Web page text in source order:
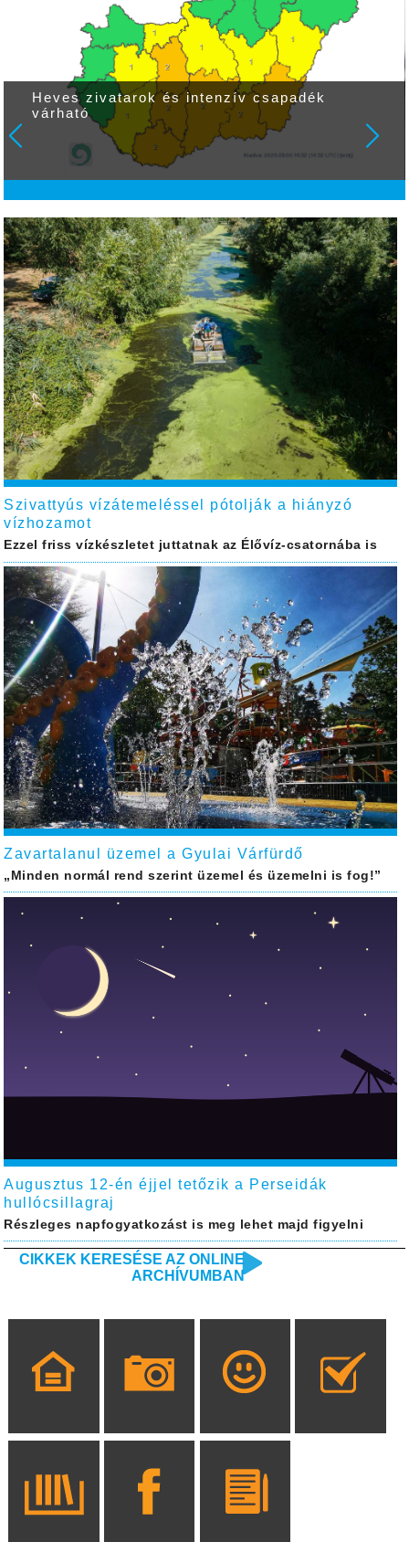
Heves zivatarok és intenzív csapadék
várható
Szivattyús vízátemeléssel pótolják a hiányzó
vízhozamot
Ezzel friss vízkészletet juttatnak az Élővíz-csatornába is
Zavartalanul üzemel a Gyulai Várfürdő
„Minden normál rend szerint üzemel és üzemelni is fog!”
Augusztus 12-én éjjel tetőzik a Perseidák
hullócsillagraj
Részleges napfogyatkozást is meg lehet majd figyelni
CIKKEK KERESÉSE AZ ONLINE
ARCHÍVUMBAN